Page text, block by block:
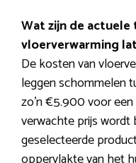
Wat zijn de actuele
vloerverwarming
De kosten van
leggen schommelen
zo’n €5.900 voor
verwachte prijs
geselecteerde